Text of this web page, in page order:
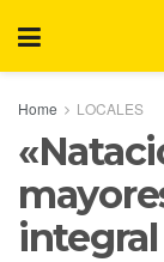
Home LOCALES
integral